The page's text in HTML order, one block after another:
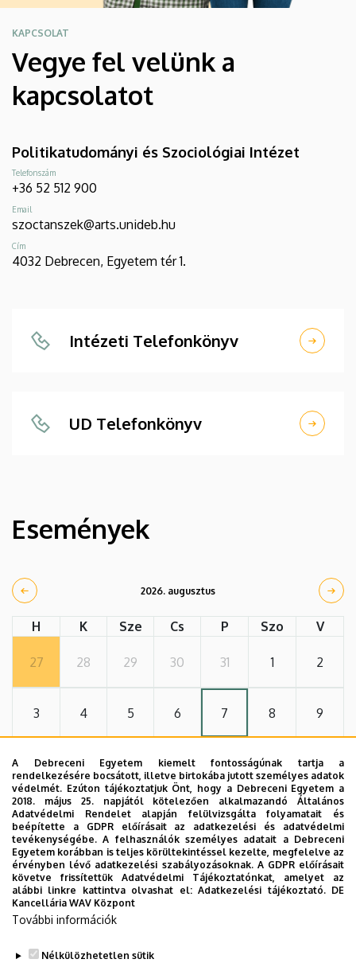
KAPCSOLAT
Vegye fel velünk a
kapcsolatot
Politikatudományi és Szociológiai Intézet
Telefonszám
+36 52 512 900
Email
szoctanszek@arts.unideb.hu
Cím
4032 Debrecen, Egyetem tér 1.
Intézeti Telefonkönyv
UD Telefonkönyv
Események
2026. augusztus
H K Sze Cs P Szo V
27 28 29 30 31 1 2
3 4 5 6 7 8 9
10 11 12 13 14 15 16
17 18 19 20 21 22 23
24 25 26 27 28 29 30
31 1
A Debreceni Egyetem kiemelt fontosságúnak tartja a
rendelkezésére bocsátott, illetve birtokába jutott személyes adatok
védelmét. Ezúton tájékoztatjuk Önt, hogy a Debreceni Egyetem a
2018. május 25. napjától kötelezően alkalmazandó Általános
Adatvédelmi Rendelet alapján felülvizsgálta folyamatait és
beépítette a GDPR előírásait az adatkezelési és adatvédelmi
tevékenységébe. A felhasználók személyes adatait a Debreceni
Egyetem korábban is teljes körültekintéssel kezelte, megfelelve az
érvényben lévő adatkezelési szabályozásoknak. A GDPR előírásait
követve frissítettük Adatvédelmi Tájékoztatónkat, amelyet az
alábbi linkre kattintva olvashat el:Adatkezelési tájékoztató. DE
Kancellária WAV Központ
További információk
Nélkülözhetetlen sütik